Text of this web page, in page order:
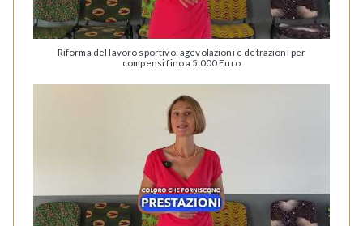
Riforma del lavoro sportivo: agevolazioni e detrazioni per
compensi fino a 5.000 Euro